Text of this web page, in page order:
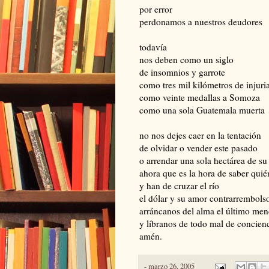
por error
perdonamos a nuestros deudores
todavía
nos deben como un siglo
de insomnios y garrote
como tres mil kilómetros de
como veinte medallas a Somoza
como una sola Guatemala muerta
no nos dejes caer en la tentación
de olvidar o vender este pasado
o arrendar una sola hectárea de
ahora que es la hora de saber
y han de cruzar el río
el dólar y su amor
arráncanos del alma el último
y líbranos de todo mal de
amén.
-marzo 26, 2005